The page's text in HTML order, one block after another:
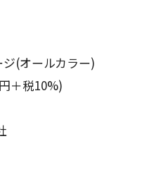
(オールカラー)
＋税10%)